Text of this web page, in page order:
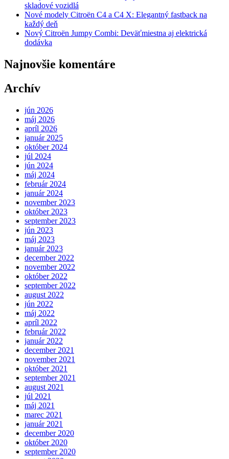
skladové vozidlá
Nové modely Citroën C4 a C4 X: Elegantný fastback na
každý deň
Nový Citroën Jumpy Combi: Deväťmiestna aj elektrická
dodávka
Najnovšie komentáre
Archív
jún 2026
máj 2026
apríl 2026
január 2025
október 2024
júl 2024
jún 2024
máj 2024
február 2024
január 2024
november 2023
október 2023
september 2023
jún 2023
máj 2023
január 2023
december 2022
november 2022
október 2022
september 2022
august 2022
jún 2022
máj 2022
apríl 2022
február 2022
január 2022
december 2021
november 2021
október 2021
september 2021
august 2021
júl 2021
máj 2021
marec 2021
január 2021
december 2020
október 2020
september 2020